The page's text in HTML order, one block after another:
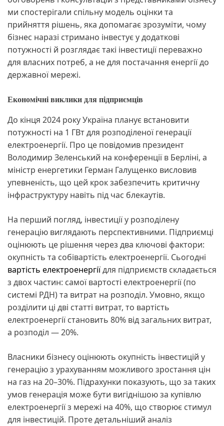
ми спостерігали спільну модель оцінки та
прийняття рішень, яка допомагає зрозуміти, чому
бізнес наразі стримано інвестує у додаткові
потужності й розглядає такі інвестиції переважно
для власних потреб, а не для постачання енергії до
державної мережі.
Економічні виклики для підприємців
До кінця 2024 року Україна планує встановити
потужності на 1 ГВт для розподіленої генерації
електроенергії. Про це повідомив президент
Володимир Зеленський на конференції в Берліні, а
міністр енергетики Герман Галущенко висловив
упевненість, що цей крок забезпечить критичну
інфраструктуру навіть під час блекаутів.
На перший погляд, інвестиції у розподілену
генерацію виглядають перспективними. Підприємці
оцінюють це рішення через два ключові фактори:
окупність та собівартість електроенергії. Сьогодні
вартість електроенергіїдля підприємств складається
з двох частин: самої вартості електроенергії (по
системі РДН) та витрат на розподіл. Умовно, якщо
розділити ці дві статті витрат, то вартість
електроенергії становить 80% від загальних витрат,
а розподіл — 20%.
Власники бізнесу оцінюють окупність інвестицій у
генерацію з урахуванням можливого зростання цін
на газ на 20–30%. Підрахунки показують, що за таких
умов генерація може бути вигіднішою за купівлю
електроенергії з мережі на 40%, що створює стимул
для інвестицій. Проте детальніший аналіз